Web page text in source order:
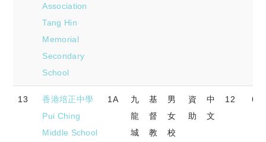
Association
Tang Hin
Memorial
Secondary
School
13
香港培正中學
Pui Ching
Middle School
1A
九
龍
城
基
督
教
男
女
校
資
助
中
文
12